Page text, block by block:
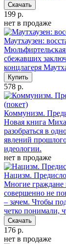
Скачать
199 р.
нет в продаже
Маутхаузен:
Мюльфиртельская
сбежавших
концлагеря
Купить
578 р.
Коммунизм.
Новая книга
разобраться в
явлений
идеологии.
нет в продаже
Нацизм.
Многие
совершенно не
– зачем. Чтобы
четко понимали,
Скачать
176 р.
нет в продаже